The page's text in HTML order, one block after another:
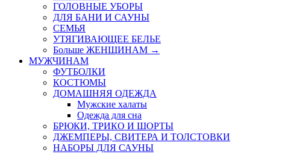
ГОЛОВНЫЕ УБОРЫ
ДЛЯ БАНИ И САУНЫ
СЕМЬЯ
УТЯГИВАЮЩЕЕ БЕЛЬЕ
Больше ЖЕНЩИНАМ →
МУЖЧИНАМ
ФУТБОЛКИ
КОСТЮМЫ
ДОМАШНЯЯ ОДЕЖДА
Мужские халаты
Одежда для сна
БРЮКИ, ТРИКО И ШОРТЫ
ДЖЕМПЕРЫ, СВИТЕРА И ТОЛСТОВКИ
НАБОРЫ ДЛЯ САУНЫ